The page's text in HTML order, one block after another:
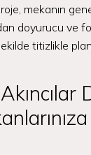
mekanın
doyurucu ve
titizlikle